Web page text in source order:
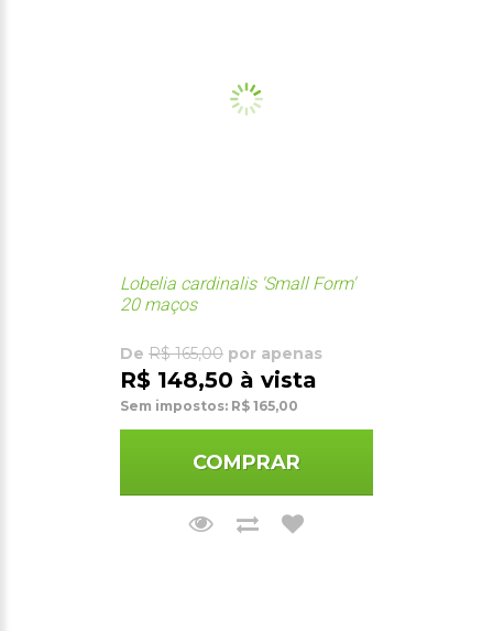
Lobelia cardinalis 'Small Form'
20 maços
De R$ 165,00 por apenas
R$ 148,50 à vista
Sem impostos: R$ 165,00
COMPRAR